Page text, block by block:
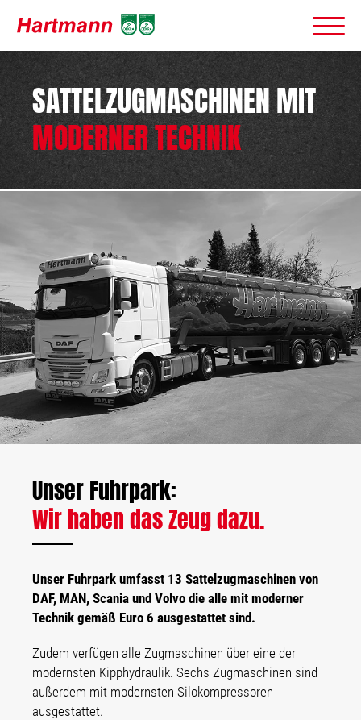
SATTELZUGMASCHINEN MIT
MODERNER TECHNIK
Unser Fuhrpark:
Wir haben das Zeug dazu.
Unser Fuhrpark umfasst 13 Sattelzugmaschinen von
DAF, MAN, Scania und Volvo die alle mit moderner
Technik gemäß Euro 6 ausgestattet sind.
Zudem verfügen alle Zugmaschinen über eine der
modernsten Kipphydraulik. Sechs Zugmaschinen sind
außerdem mit modernsten Silokompressoren
ausgestattet.